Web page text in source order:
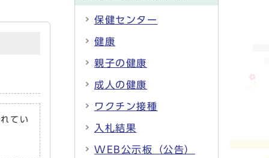
てい
保健センター
健康
親子の健康
成人の健康
ワクチン接種
入札結果
WEB公示板（公告）